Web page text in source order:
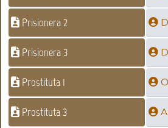
Prisionera 2
Prisionera 3
Prostituta 1
Prostituta 3